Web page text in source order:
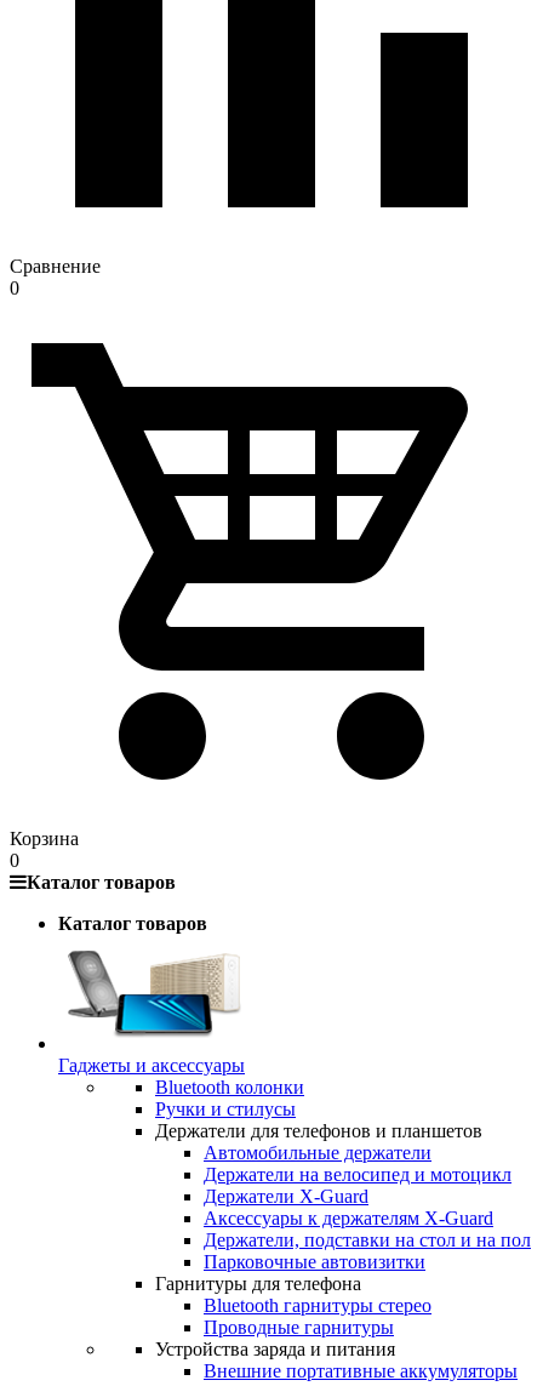
Сравнение
0
Корзина
0
Каталог товаров
Каталог товаров
Гаджеты и аксессуары
Bluetooth колонки
Ручки и стилусы
Держатели для телефонов и планшетов
Автомобильные держатели
Держатели на велосипед и мотоцикл
Держатели X-Guard
Аксессуары к держателям X-Guard
Держатели, подставки на стол и на пол
Парковочные автовизитки
Гарнитуры для телефона
Bluetooth гарнитуры стерео
Проводные гарнитуры
Устройства заряда и питания
Внешние портативные аккумуляторы